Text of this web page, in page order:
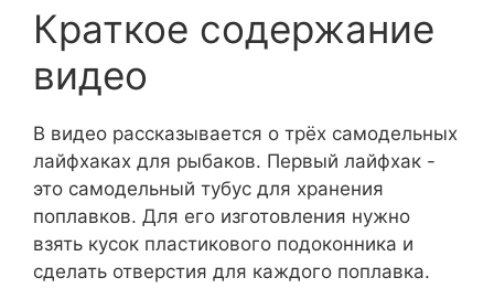
Краткое содержание
видео
В видео рассказывается о трёх самодельных
лайфхаках для рыбаков. Первый лайфхак -
это самодельный тубус для хранения
поплавков. Для его изготовления нужно
взять кусок пластикового подоконника и
сделать отверстия для каждого поплавка.